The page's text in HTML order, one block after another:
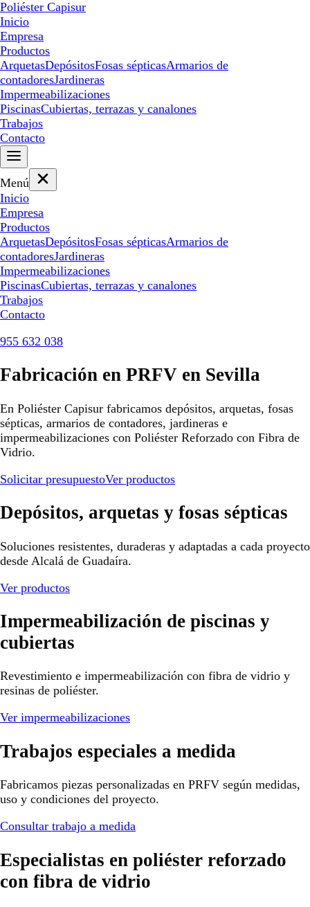
Poliéster Capisur
Inicio
Empresa
Productos
ArquetasDepósitosFosas sépticasArmarios de
contadoresJardineras
Impermeabilizaciones
PiscinasCubiertas, terrazas y canalones
Trabajos
Contacto
Menú
Inicio
Empresa
Productos
ArquetasDepósitosFosas sépticasArmarios de
contadoresJardineras
Impermeabilizaciones
PiscinasCubiertas, terrazas y canalones
Trabajos
Contacto
955 632 038
Fabricación en PRFV en Sevilla
En Poliéster Capisur fabricamos depósitos, arquetas, fosas
sépticas, armarios de contadores, jardineras e
impermeabilizaciones con Poliéster Reforzado con Fibra de
Vidrio.
Solicitar presupuestoVer productos
Depósitos, arquetas y fosas sépticas
Soluciones resistentes, duraderas y adaptadas a cada proyecto
desde Alcalá de Guadaíra.
Ver productos
Impermeabilización de piscinas y
cubiertas
Revestimiento e impermeabilización con fibra de vidrio y
resinas de poliéster.
Ver impermeabilizaciones
Trabajos especiales a medida
Fabricamos piezas personalizadas en PRFV según medidas,
uso y condiciones del proyecto.
Consultar trabajo a medida
Especialistas en poliéster reforzado
con fibra de vidrio